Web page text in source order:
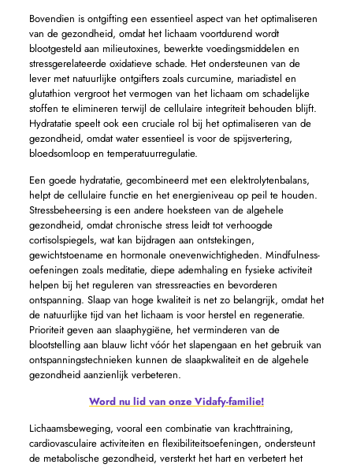
Bovendien is ontgifting een essentieel aspect van het optimaliseren
van de gezondheid, omdat het lichaam voortdurend wordt
blootgesteld aan milieutoxines, bewerkte voedingsmiddelen en
stressgerelateerde oxidatieve schade. Het ondersteunen van de
lever met natuurlijke ontgifters zoals curcumine, mariadistel en
glutathion vergroot het vermogen van het lichaam om schadelijke
stoffen te elimineren terwijl de cellulaire integriteit behouden blijft.
Hydratatie speelt ook een cruciale rol bij het optimaliseren van de
gezondheid, omdat water essentieel is voor de spijsvertering,
bloedsomloop en temperatuurregulatie.
Een goede hydratatie, gecombineerd met een elektrolytenbalans,
helpt de cellulaire functie en het energieniveau op peil te houden.
Stressbeheersing is een andere hoeksteen van de algehele
gezondheid, omdat chronische stress leidt tot verhoogde
cortisolspiegels, wat kan bijdragen aan ontstekingen,
gewichtstoename en hormonale onevenwichtigheden. Mindfulness-
oefeningen zoals meditatie, diepe ademhaling en fysieke activiteit
helpen bij het reguleren van stressreacties en bevorderen
ontspanning. Slaap van hoge kwaliteit is net zo belangrijk, omdat het
de natuurlijke tijd van het lichaam is voor herstel en regeneratie.
Prioriteit geven aan slaaphygiëne, het verminderen van de
blootstelling aan blauw licht vóór het slapengaan en het gebruik van
ontspanningstechnieken kunnen de slaapkwaliteit en de algehele
gezondheid aanzienlijk verbeteren.
Word nu lid van onze Vidafy-familie!
Lichaamsbeweging, vooral een combinatie van krachttraining,
cardiovasculaire activiteiten en flexibiliteitsoefeningen, ondersteunt
de metabolische gezondheid, versterkt het hart en verbetert het